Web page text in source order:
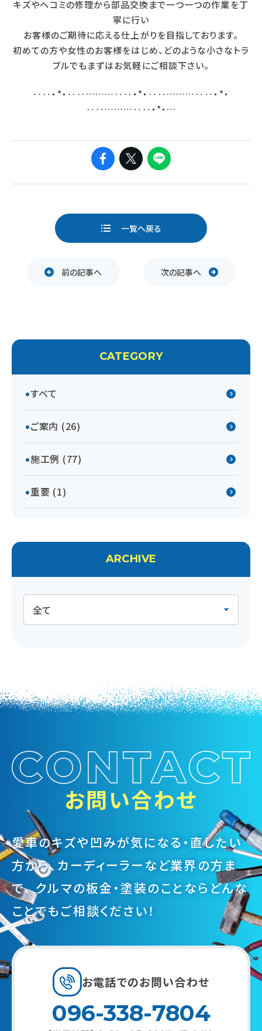
キズやヘコミの修理から部品交換まで一つ一つの作業を丁
寧に行い
お客様のご期待に応える仕上がりを目指しております。
初めての方や女性のお客様をはじめ、どのような小さなトラ
ブルでもまずはお気軽にご相談下さい。
‥‥・*・‥‥………‥‥・*・‥‥………‥‥・*・
‥‥………‥‥・*・…
ページ送り 一覧へ戻る
前の記事へ 次の記事へ
CATEGORY
すべて
ご案内 (26)
施工例 (77)
重要 (1)
ARCHIVE
お問い合わせ
愛車のキズや凹みが気になる・直したい
方から、カーディーラーなど業界の方ま
で、クルマの板金・塗装のことならどんな
ことでもご相談ください！
お電話でのお問い合わせ
096-338-7804